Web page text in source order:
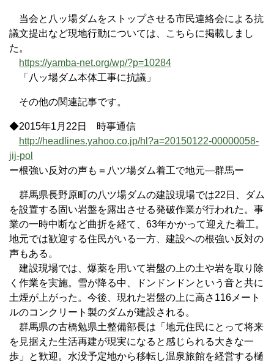
当会と八ッ場ダムをストップさせる市民連絡会による抗
議文提出など現地行動については、こちらに掲載しまし
た。
https://yamba-net.org/wp/?p=10284
「八ッ場ダム本体工事に抗議」
その他の関連記事です。
◆2015年1月22日 時事通信
http://headlines.yahoo.co.jp/hl?a=20150122-00000058-
jij-pol
ー根強い反対の声も＝八ツ場ダム着工で地元―群馬ー
群馬県長野原町の八ツ場ダムの建設現場では22日、ダム
を設置する固い岩盤を露出させる発破作業が行われた。事
業の一時中断など曲折を経て、63年かかって迎えた着工。
地元では歓迎する住民がいる一方、建設への根強い反対の
声もある。
建設現場では、爆薬を用いて岩盤の上の土や岩を取り除
く作業を実施。雪が降る中、ドンドンドンという音と共に
土煙が上がった。今後、現れた岩盤の上に高さ116メート
ルのコンクリート製のダムが建設される。
群馬県の古橋勉県土整備部長は「地元住民にとって将来
を見据えた生活再建が現実になると感じられる大きな一
歩」と歓迎。水没予定地から移転し温泉旅館を経営する樋